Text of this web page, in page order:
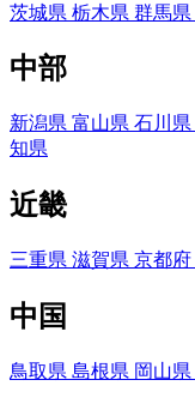
茨城県 栃木県 群馬県
中部
新潟県 富山県 石川県
知県
近畿
三重県 滋賀県 京都府
中国
鳥取県 島根県 岡山県